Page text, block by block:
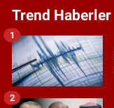
Trend Haberler
1
2